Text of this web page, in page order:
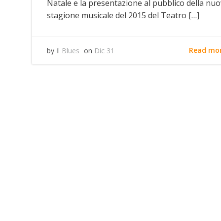
Natale e la presentazione al pubblico della
stagione musicale del 2015 del Teatro […]
by Il Blues on Dic 31 Read